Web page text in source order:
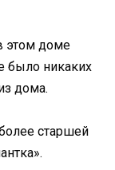
этом доме
было никаких
дома.
старшей